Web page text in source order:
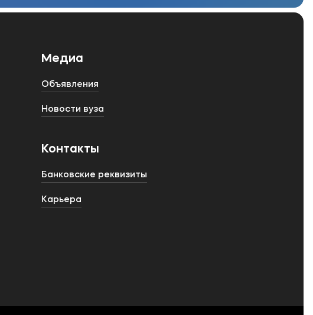
Медиа
Объявления
Новости вуза
Контакты
Банковские реквизиты
Карьера